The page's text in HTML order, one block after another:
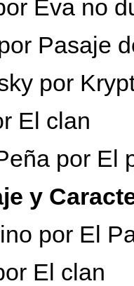
Eva no
Pasaje
por
El clan
por El
y
por El
El clan